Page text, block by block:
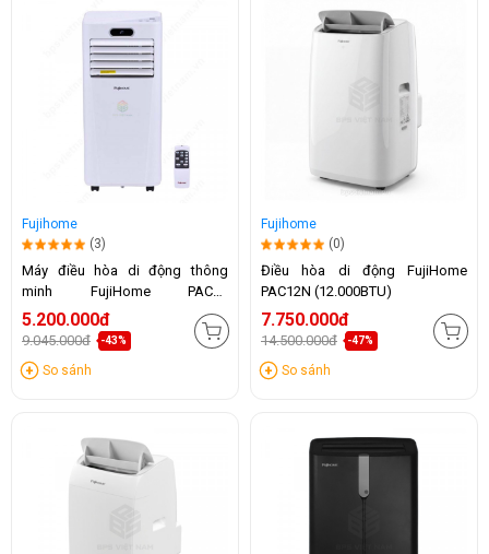
Fujihome
(3)
Máy điều hòa di động thông
minh FujiHome PAC09
(9000BTU)
5.200.000đ
9.045.000đ -43%
So sánh
Fujihome
(0)
Điều hòa di động FujiHome
PAC12N (12.000BTU)
7.750.000đ
14.500.000đ -47%
So sánh